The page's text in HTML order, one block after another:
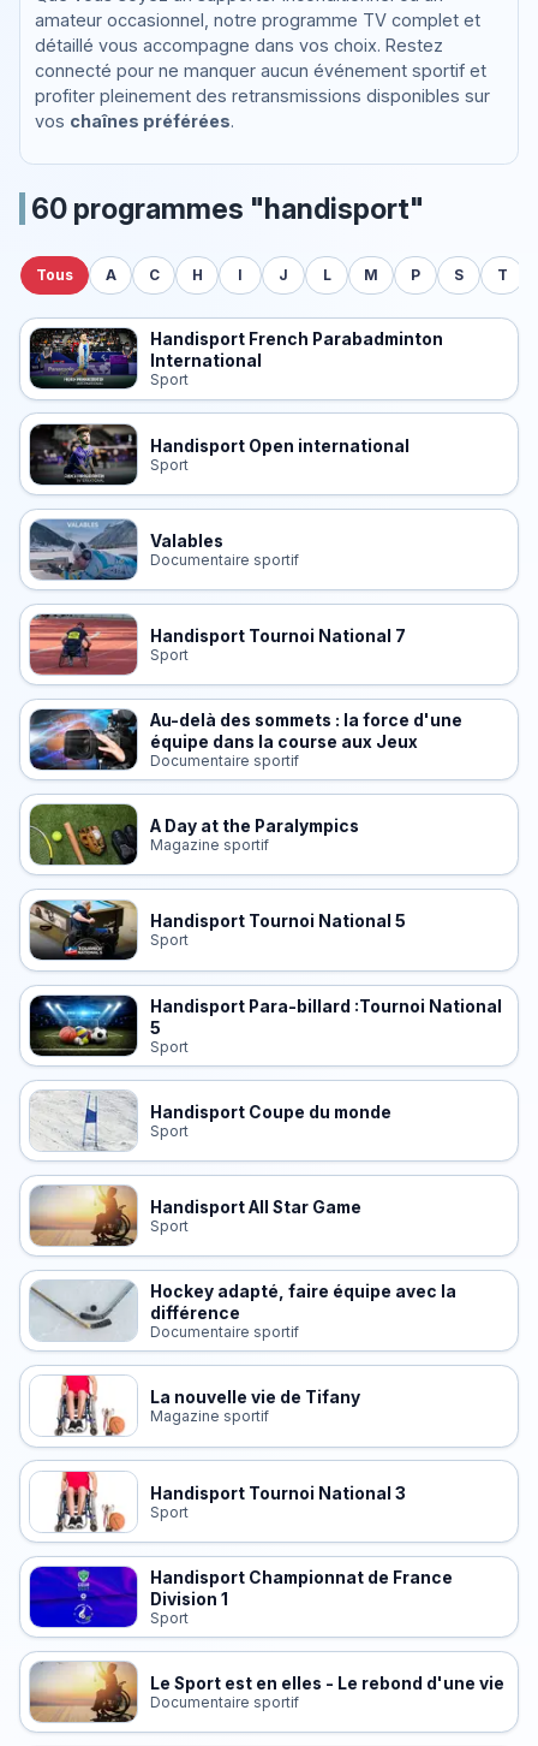
amateur occasionnel, notre programme TV complet et
détaillé vous accompagne dans vos choix. Restez
connecté pour ne manquer aucun événement sportif et
profiter pleinement des retransmissions disponibles sur
vos chaînes préférées.
60 programmes "handisport"
Tous A C H I J L M P S T
Handisport French Parabadminton
International
Sport
Handisport Open international
Sport
Valables
Documentaire sportif
Handisport Tournoi National 7
Sport
Au-delà des sommets : la force d'une
équipe dans la course aux Jeux
Documentaire sportif
A Day at the Paralympics
Magazine sportif
Handisport Tournoi National 5
Sport
Handisport Para-billard :Tournoi National
5
Sport
Handisport Coupe du monde
Sport
Handisport All Star Game
Sport
Hockey adapté, faire équipe avec la
différence
Documentaire sportif
La nouvelle vie de Tifany
Magazine sportif
Handisport Tournoi National 3
Sport
Handisport Championnat de France
Division 1
Sport
Le Sport est en elles - Le rebond d'une vie
Documentaire sportif